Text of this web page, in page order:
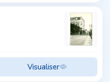
Visualiser